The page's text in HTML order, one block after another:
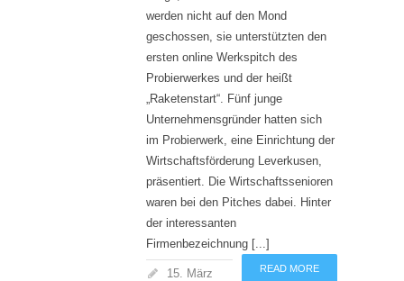
werden nicht auf den Mond
geschossen, sie unterstützten den
ersten online Werkspitch des
Probierwerkes und der heißt
„Raketenstart“. Fünf junge
Unternehmensgründer hatten sich
im Probierwerk, eine Einrichtung der
Wirtschaftsförderung Leverkusen,
präsentiert. Die Wirtschaftssenioren
waren bei den Pitches dabei. Hinter
der interessanten
Firmenbezeichnung [...]
READ MORE
15. März